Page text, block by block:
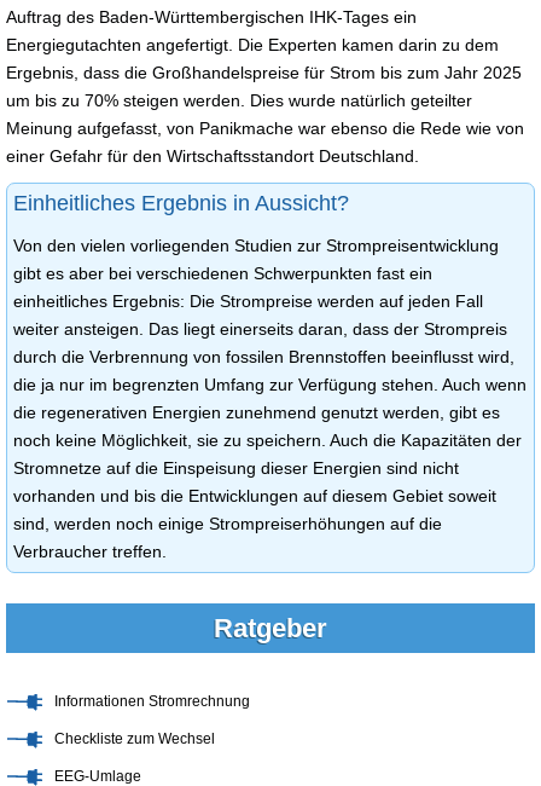
Auftrag des Baden-Württembergischen IHK-Tages ein
Energiegutachten angefertigt. Die Experten kamen darin zu dem
Ergebnis, dass die Großhandelspreise für Strom bis zum Jahr 2025
um bis zu 70% steigen werden. Dies wurde natürlich geteilter
Meinung aufgefasst, von Panikmache war ebenso die Rede wie von
einer Gefahr für den Wirtschaftsstandort Deutschland.
Einheitliches Ergebnis in Aussicht?
Von den vielen vorliegenden Studien zur Strompreisentwicklung
gibt es aber bei verschiedenen Schwerpunkten fast ein
einheitliches Ergebnis: Die Strompreise werden auf jeden Fall
weiter ansteigen. Das liegt einerseits daran, dass der Strompreis
durch die Verbrennung von fossilen Brennstoffen beeinflusst wird,
die ja nur im begrenzten Umfang zur Verfügung stehen. Auch wenn
die regenerativen Energien zunehmend genutzt werden, gibt es
noch keine Möglichkeit, sie zu speichern. Auch die Kapazitäten der
Stromnetze auf die Einspeisung dieser Energien sind nicht
vorhanden und bis die Entwicklungen auf diesem Gebiet soweit
sind, werden noch einige Strompreiserhöhungen auf die
Verbraucher treffen.
Ratgeber
Informationen Stromrechnung
Checkliste zum Wechsel
EEG-Umlage